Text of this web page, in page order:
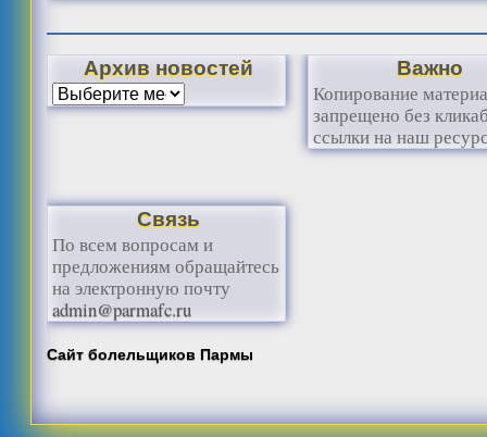
Архив новостей Важно
Копирование
запрещено без
ссылки на наш
Связь
По всем вопросам и
предложениям обращайтесь
на электронную почту
admin@parmafc.ru
Сайт болельщиков Пармы